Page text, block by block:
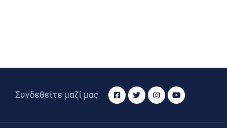
Συνδεθείτε μαζί μας